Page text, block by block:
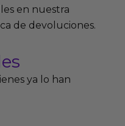
en nuestra
de devoluciones.
ya lo han